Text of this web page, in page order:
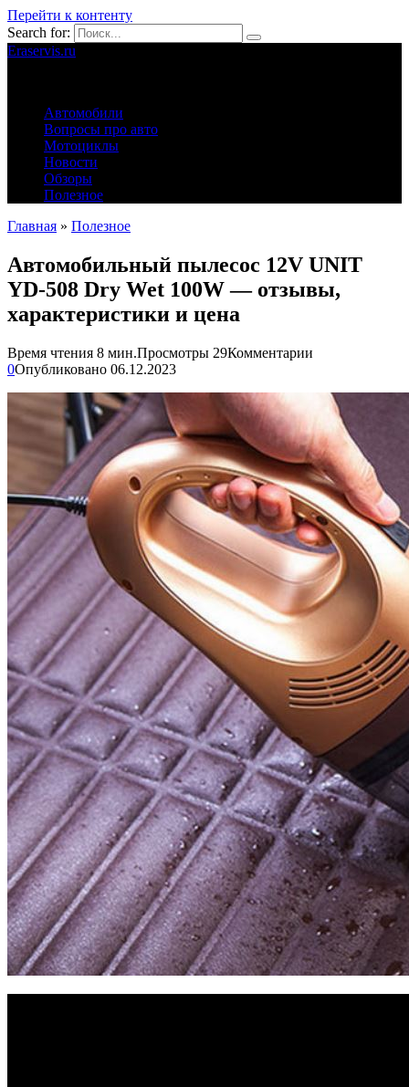
Перейти к контенту
Search for:
Eraservis.ru
Автомобили
Вопросы про авто
Мотоциклы
Новости
Обзоры
Полезное
Главная » Полезное
Автомобильный пылесос 12V UNIT
YD-508 Dry Wet 100W — отзывы,
характеристики и цена
Время чтения 8 мин.Просмотры 29Комментарии
0Опубликовано 06.12.2023